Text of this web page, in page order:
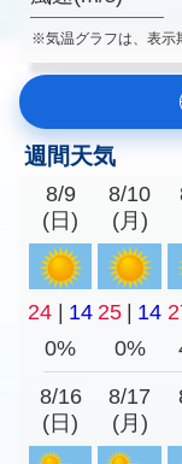
※気温グラフは、表示
週間天気
8/9
(日)
8/10
(月)
24 | 14 25 | 14
0%
0%
8/16
(日)
8/17
(月)